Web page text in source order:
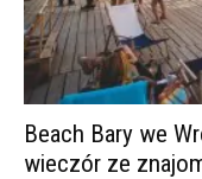
Beach Bary we
wieczór ze